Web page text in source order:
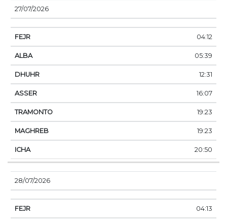
27/07/2026
04:12
05:39
12:31
16:07
19:23
19:23
20:50
28/07/2026
04:13